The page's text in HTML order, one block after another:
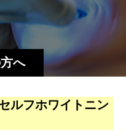
へ
ルフホワイトニン